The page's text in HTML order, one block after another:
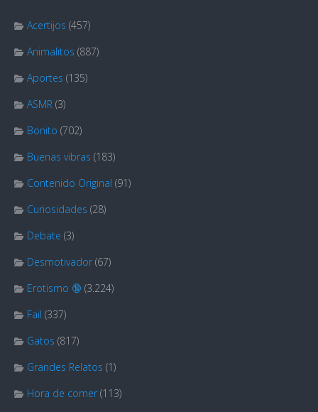
Acertijos (457)
Animalitos (887)
Aportes (135)
ASMR (3)
Bonito (702)
Buenas vibras (183)
Contenido Original (91)
Curiosidades (28)
Debate (3)
Desmotivador (67)
Erotismo 🔞 (3.224)
Fail (337)
Gatos (817)
Grandes Relatos (1)
Hora de comer (113)